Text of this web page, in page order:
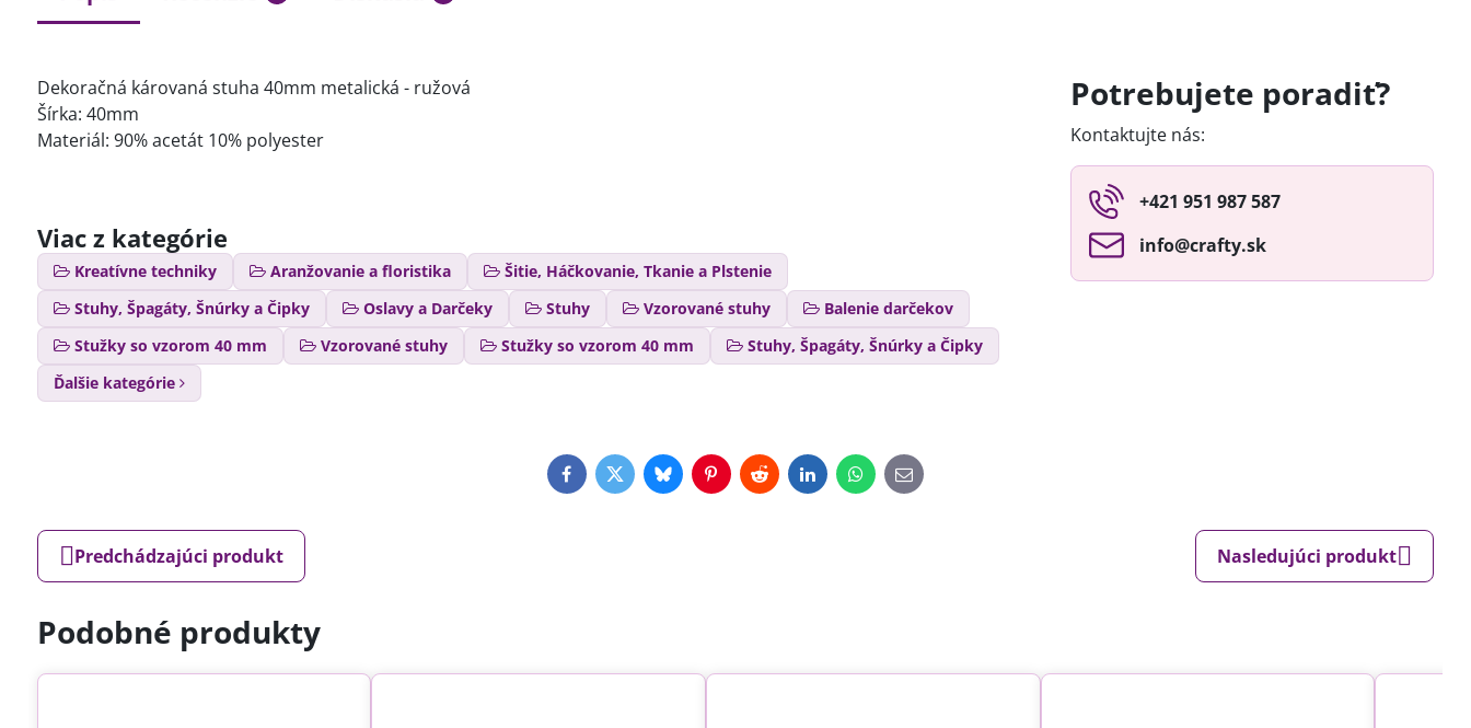
Dekoračná károvaná stuha 40mm metalická - ružová
Šírka: 40mm
Materiál: 90% acetát 10% polyester
Viac z kategórie
Kreatívne techniky Aranžovanie a floristika
Šitie, Háčkovanie, Tkanie a Plstenie
Stuhy, Špagáty, Šnúrky a Čipky
Oslavy a Darčeky Stuhy Vzorované stuhy
Balenie darčekov
Stužky so vzorom 40 mm
Vzorované stuhy Stužky so vzorom 40 mm
Stuhy, Špagáty, Šnúrky a Čipky
Ďalšie kategórie
Potrebujete poradiť?
Kontaktujte nás:
+421 951 987 587
info​@crafty​.sk
FacebookTwitterBlueskyPinterestRedditLinkedInWhatsApp
E-
mail
Predchádzajúci produkt Nasledujúci produkt
Podobné produkty